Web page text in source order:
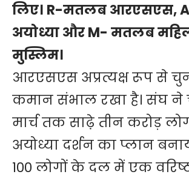
लिए। R-मतलब आरएसएस,
अयोध्या और M- मतलब
मुस्लिम।
आरएसएस अप्रत्यक्ष रूप से
कमान संभाल रखा है। संघ ने
मार्च तक साढ़े तीन करोड़
अयोध्या दर्शन का प्लान
100 लोगों के दल में एक